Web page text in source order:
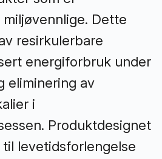
Dette
resirkulerbare
energiforbruk under
eliminering av
i
Produktdesignet
levetidsforlengelse